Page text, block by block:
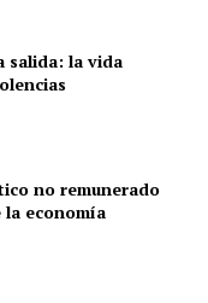
salida: la vida
no remunerado
economía